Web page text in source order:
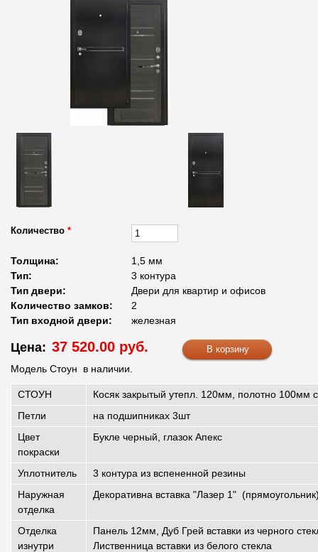
Количество *
Толщина:
1,5 мм
Тип:
3 контура
Тип двери:
Двери для квартир и офисов
Количество замков:
2
Тип входной двери:
железная
Цена: 37 520.00 руб.
Модель Стоун в наличии.
СТОУН
Косяк закрытый утепл. 120мм, полотно 100мм
Петли
на подшипниках 3шт
Цвет
покраски
Букле черный, глазок Апекс
Уплотнитель
3 контура из вспененной резины
Наружная
отделка
Декоративна вставка "Лазер 1"
Отделка
изнутри
Панель 12мм, Дуб Грей вставки из черного
Лиственница вставки из белого стекла